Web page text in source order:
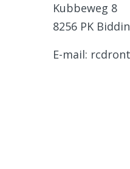
Kubbeweg 8
8256 PK
E-mail: